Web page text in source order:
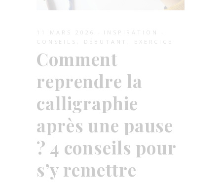
11 MARS 2026
INSPIRATION
CONSEILS
DÉBUTANT EXERCICE
Comment
reprendre la
calligraphie
après une pause
? 4 conseils pour
s’y remettre